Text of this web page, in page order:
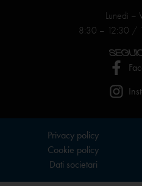
Lunedì –
8:30 – 12:30 /
Privacy policy
Cookie policy
Dati societari